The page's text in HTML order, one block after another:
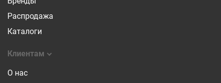
Распродажа
Каталоги
Клиентам
О нас